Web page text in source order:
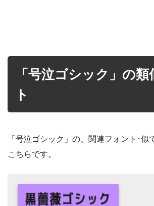
「号泣ゴシック」の
ト
「号泣ゴシック」の、関連フォント･似
こちらです。